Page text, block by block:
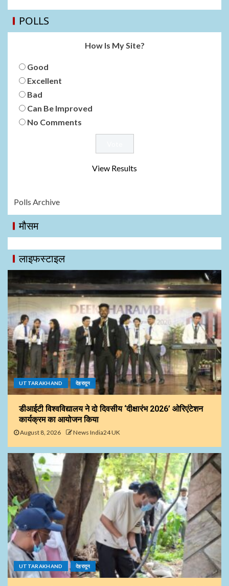
POLLS
How Is My Site?
Good
Excellent
Bad
Can Be Improved
No Comments
View Results
Polls Archive
मौसम
लाइफस्टाइल
UTTARAKHAND देहरादून
डीआईटी विश्वविद्यालय ने दो दिवसीय ‘दीक्षारंभ 2026’ ओरिएंटेशन
कार्यक्रम का आयोजन किया
August 8, 2026 News India24 UK
UTTARAKHAND देहरादून